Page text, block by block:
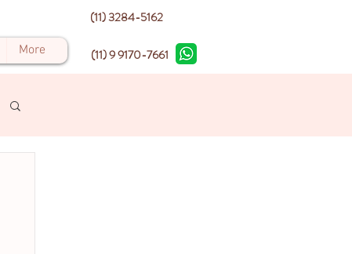
More
(11) 3284-5162
(11) 9 9170-7661